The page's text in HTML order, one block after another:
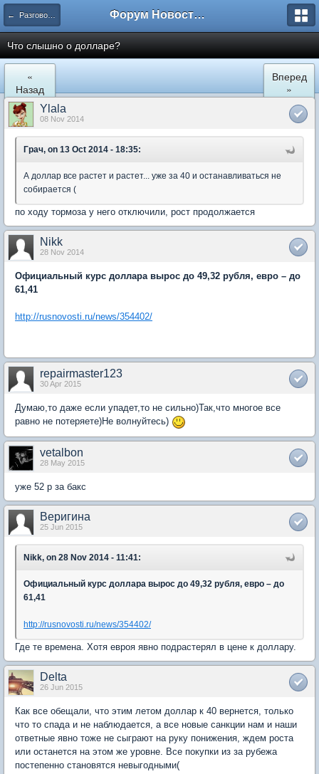
← Разговоры обо всем Форум Новостройки
Что слышно о долларе?
«
Назад
Вперед
»
Ylala
08 Nov 2014
Грач, on 13 Oct 2014 - 18:35:
А доллар все растет и растет... уже за 40 и останавливаться не
собирается (
по ходу тормоза у него отключили, рост продолжается
Nikk
28 Nov 2014
Официальный курс доллара вырос до 49,32 рубля, евро – до
61,41
http://rusnovosti.ru/news/354402/
repairmaster123
30 Apr 2015
Думаю,то даже если упадет,то не сильно)Так,что многое все
равно не потеряете)Не волнуйтесь)
vetalbon
28 May 2015
уже 52 р за бакс
Веригина
25 Jun 2015
Nikk, on 28 Nov 2014 - 11:41:
Официальный курс доллара вырос до 49,32 рубля, евро – до
61,41
http://rusnovosti.ru/news/354402/
Где те времена. Хотя евроя явно подрастерял в цене к доллару.
Delta
26 Jun 2015
Как все обещали, что этим летом доллар к 40 вернется, только
что то спада и не наблюдается, а все новые санкции нам и наши
ответные явно тоже не сыграют на руку понижения, ждем роста
или останется на этом же уровне. Все покупки из за рубежа
постепенно становятся невыгодными(